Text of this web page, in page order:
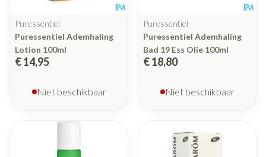
Puressentiel
Puressentiel Ademhaling
Lotion 100ml
€ 14,95
Niet beschikbaar
Puressentiel
Puressentiel Ademhaling
Bad 19 Ess Olie 100ml
€ 18,80
Niet beschikbaar